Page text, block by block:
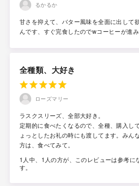
るかるか
甘さを抑えて、バター風味を全面に出して
んです、すぐ完食したのでwコーヒーが進
全種類、大好き
ローズマリー
ラスクスリーズ、全部大好き。
定期的に食べたくなるので、全種、購入し
ょっとしたお礼の時にも渡してます。みん
方は、食べてみて。
1人中、1人の方が、このレビューは参考に
す。